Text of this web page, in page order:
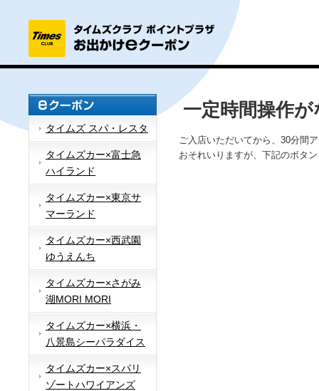
タイムズ スパ・レスタ
タイムズカー×富士急
ハイランド
タイムズカー×東京サ
マーランド
タイムズカー×西武園
ゆうえんち
タイムズカー×さがみ
湖MORI MORI
タイムズカー×横浜・
八景島シーパラダイス
タイムズカー×スパリ
ゾートハワイアンズ
一定時間操作
ご入店いただいてから、30分間
おそれいりますが、下記のボタ